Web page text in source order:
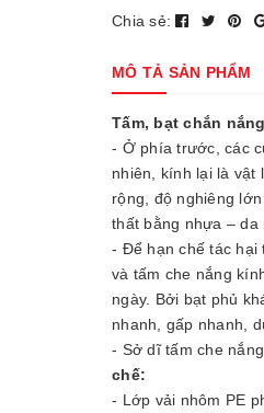
Chia sẻ:
MÔ TẢ SẢN PHẨM
Tấm, bạt chắn
- Ở phía trước, các
nhiên, kính lại là vật
rộng, độ nghiêng
thất bằng nhựa – da
- Để hạn chế tác hại
và tấm che nắng
ngày. Bởi bạt phủ
nhanh, gấp nhanh,
- Sở dĩ tấm che
chế:
- Lớp vải nhôm PE